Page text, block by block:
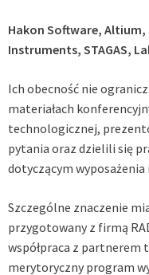
Hakon Software, Altium,
Instruments, STAGAS,
Ich obecność nie
materiałach
technologicznej,
pytania oraz dzielili się
dotyczącym
Szczególne znaczenie
przygotowany z firmą
współpraca z partnerem
merytoryczny program